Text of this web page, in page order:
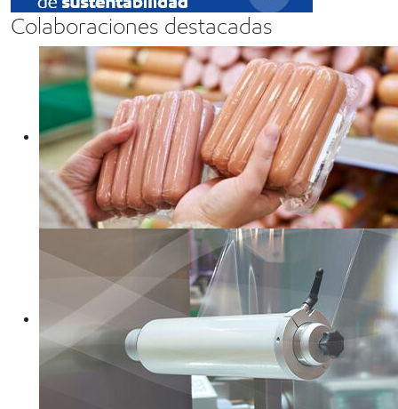
Colaboraciones destacadas